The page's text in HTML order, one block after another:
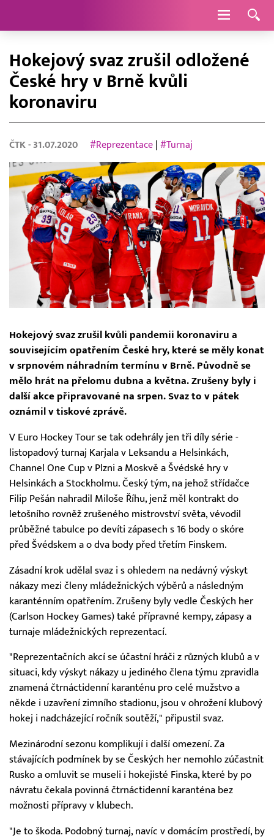
Navigace
Hokejový svaz zrušil odložené
České hry v Brně kvůli
koronaviru
ČTK - 31.07.2020 #Reprezentace |#Turnaj
Hokejový svaz zrušil kvůli pandemii koronaviru a
souvisejícím opatřením České hry, které se měly konat
v srpnovém náhradním termínu v Brně. Původně se
mělo hrát na přelomu dubna a května. Zrušeny byly i
další akce připravované na srpen. Svaz to v pátek
oznámil v tiskové zprávě.
V Euro Hockey Tour se tak odehrály jen tři díly série -
listopadový turnaj Karjala v Leksandu a Helsinkách,
Channel One Cup v Plzni a Moskvě a Švédské hry v
Helsinkách a Stockholmu. Český tým, na jehož střídačce
Filip Pešán nahradil Miloše Říhu, jenž měl kontrakt do
letošního rovněž zrušeného mistrovství světa, vévodil
průběžné tabulce po devíti zápasech s 16 body o skóre
před Švédskem a o dva body před třetím Finskem.
Zásadní krok udělal svaz i s ohledem na nedávný výskyt
nákazy mezi členy mládežnických výběrů a následným
karanténním opatřením. Zrušeny byly vedle Českých her
(Carlson Hockey Games) také přípravné kempy, zápasy a
turnaje mládežnických reprezentací.
"Reprezentačních akcí se účastní hráči z různých klubů a v
situaci, kdy výskyt nákazy u jediného člena týmu zpravidla
znamená čtrnáctidenní karanténu pro celé mužstvo a
někde i uzavření zimního stadionu, jsou v ohrožení klubový
hokej i nadcházející ročník soutěží," připustil svaz.
Mezinárodní sezonu komplikují i další omezení. Za
stávajících podmínek by se Českých her nemohlo zúčastnit
Rusko a omluvit se museli i hokejisté Finska, které by po
návratu čekala povinná čtrnáctidenní karanténa bez
možnosti přípravy v klubech.
"Je to škoda. Podobný turnaj, navíc v domácím prostředí, by